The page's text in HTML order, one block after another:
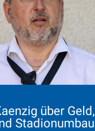
über Geld,
Stadionumbau